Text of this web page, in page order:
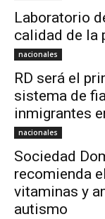
Laboratorio
calidad de la
nacionales
RD será el
sistema de
inmigrantes
nacionales
Sociedad
recomienda
vitaminas y
autismo